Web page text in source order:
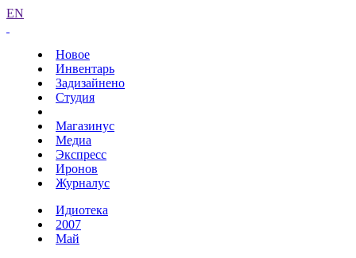
EN
Новое
Инвентарь
Задизайнено
Студия
Магазинус
Медиа
Экспресс
Иронов
Журналус
Идиотека
2007
Май